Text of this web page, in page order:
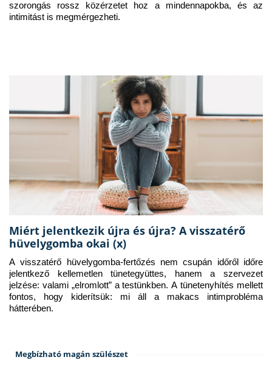
szorongás rossz közérzetet hoz a mindennapokba, és az
intimitást is megmérgezheti.
Miért jelentkezik újra és újra? A visszatérő
hüvelygomba okai (x)
A visszatérő hüvelygomba-fertőzés nem csupán időről időre
jelentkező kellemetlen tünetegyüttes, hanem a szervezet
jelzése: valami „elromlott” a testünkben. A tünetenyhítés mellett
fontos, hogy kiderítsük: mi áll a makacs intimprobléma
hátterében.
Megbízható magán szülészet